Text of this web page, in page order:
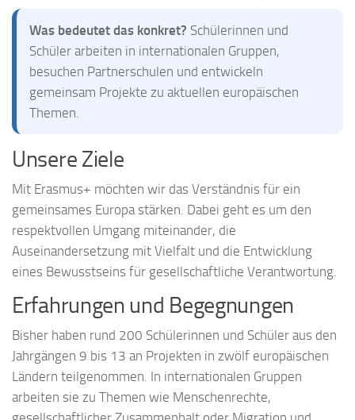
Was bedeutet das konkret? Schülerinnen und
Schüler arbeiten in internationalen Gruppen,
besuchen Partnerschulen und entwickeln
gemeinsam Projekte zu aktuellen europäischen
Themen.
Unsere Ziele
Mit Erasmus+ möchten wir das Verständnis für ein
gemeinsames Europa stärken. Dabei geht es um den
respektvollen Umgang miteinander, die
Auseinandersetzung mit Vielfalt und die Entwicklung
eines Bewusstseins für gesellschaftliche Verantwortung.
Erfahrungen und Begegnungen
Bisher haben rund 200 Schülerinnen und Schüler aus den
Jahrgängen 9 bis 13 an Projekten in zwölf europäischen
Ländern teilgenommen. In internationalen Gruppen
arbeiten sie zu Themen wie Menschenrechte,